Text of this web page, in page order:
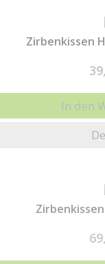
Zirbenkissen
In den